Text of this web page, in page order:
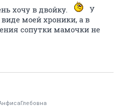
хочу в двойку.
У
моей хроники, а в
сопутки мамочки не